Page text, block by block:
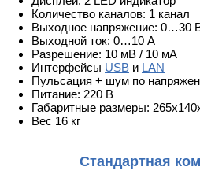
Количество каналов: 1 канал
Выходное напряжение: 0…30
Выходной ток: 0…10 А
Разрешение: 10 мВ / 10 мА
Интерфейсы USB и LAN
Пульсация + шум по
Питание: 220 В
Габаритные размеры:
Вес 16 кг
Стандартная